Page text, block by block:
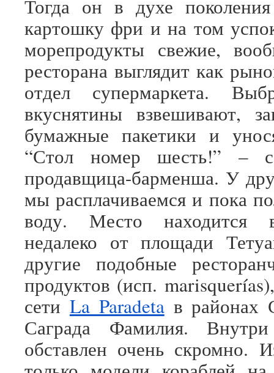
Тогда он в духе
картошку фри и на том
морепродукты свежие,
ресторана выглядит как
отдел супермаркета.
вкуснятины взвешивают,
бумажные пакетики и
“Стол номер шесть!” –
продавщица-барменша. У
мы расплачиваемся и пока
воду. Место находится
недалеко от площади
другие подобные
продуктов (исп.
сети La Paradetaв районах
Саграда Фамилия. Внутри
обставлен очень скромно.